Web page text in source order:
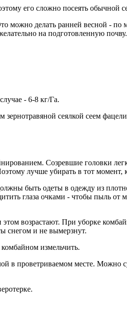
его сложно посеять обычной
можно делать ранней весной -
на подготовленную почву.
- 6-8 кг/Га.
сеялкой сеем
Созревшие головки
лучше убирать в тот момент,
быть одеты в одежду из
глаза очками - чтобы пыль от
возрастают. При уборке
снегом и не вымерзнут.
измельчить.
в проветриваемом месте.